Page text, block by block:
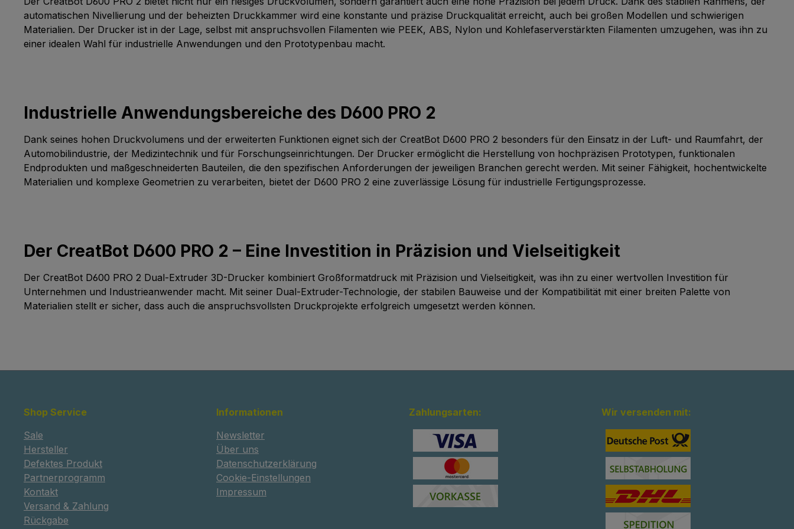
Glasfaser, etc. mit schnell
entfernbaren Trägermaterialien
zu drucken. Magnetische
Temperaturbeständigkeit von
Verwendung ohne
Entmagnetisierung. Bei
übergroßen Modellen ist es
einfach, sie schnell abzunehmen,
mit einem leistungsstarken NPU-
kann schnell und ohne
Verzögerung auf alle
Programmanweisungen
EliminierungBei 3D-Druckgeräten
mit großem Z-Abstand
verschlechtert sich die Textur der
Z-Achse mit zunehmender
Modellhöhe. Unsere Z-Achsen-
Magic-Box-Technologie kann die
Z-Oberflächentextur von hohen
Modellen stark reduzieren oder
sogar eliminieren und so
automatischen Nivellierung und der beheizten Druckkammer wird eine konstante und präzise Druckqualität erreicht, auch bei großen Modellen und schwierigen
Materialien. Der Drucker ist in der Lage, selbst mit anspruchsvollen Filamenten wie PEEK, ABS, Nylon und Kohlefaserverstärkten Filamenten umzugehen, was ihn zu
einer idealen Wahl für industrielle Anwendungen und den Prototypenbau macht.
Industrielle Anwendungsbereiche des D600 PRO 2
Dank seines hohen Druckvolumens und der erweiterten Funktionen eignet sich der CreatBot D600 PRO 2 besonders für den Einsatz in der Luft- und Raumfahrt, der
Automobilindustrie, der Medizintechnik und für Forschungseinrichtungen. Der Drucker ermöglicht die Herstellung von hochpräzisen Prototypen, funktionalen
Endprodukten und maßgeschneiderten Bauteilen, die den spezifischen Anforderungen der jeweiligen Branchen gerecht werden. Mit seiner Fähigkeit, hochentwickelte
Materialien und komplexe Geometrien zu verarbeiten, bietet der D600 PRO 2 eine zuverlässige Lösung für industrielle Fertigungsprozesse.
Der CreatBot D600 PRO 2 – Eine Investition in Präzision und Vielseitigkeit
Der CreatBot D600 PRO 2 Dual-Extruder 3D-Drucker kombiniert Großformatdruck mit Präzision und Vielseitigkeit, was ihn zu einer wertvollen Investition für
Unternehmen und Industrieanwender macht. Mit seiner Dual-Extruder-Technologie, der stabilen Bauweise und der Kompatibilität mit einer breiten Palette von
Materialien stellt er sicher, dass auch die anspruchsvollsten Druckprojekte erfolgreich umgesetzt werden können.
Shop Service
Sale
Hersteller
Defektes Produkt
Partnerprogramm
Kontakt
Versand & Zahlung
Rückgabe
Informationen
Newsletter
Über uns
Datenschutzerklärung
Cookie-Einstellungen
Impressum
Zahlungsarten: Wir versenden mit: